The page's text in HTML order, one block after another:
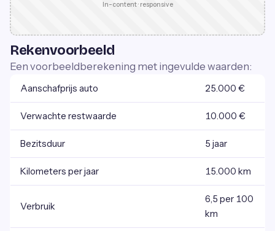
In-content · responsive
Rekenvoorbeeld
Een voorbeeldberekening met ingevulde waarden:
Aanschafprijs auto 25.000 €
Verwachte restwaarde 10.000 €
Bezitsduur 5 jaar
Kilometers per jaar 15.000 km
Verbruik
6,5 per 100
km